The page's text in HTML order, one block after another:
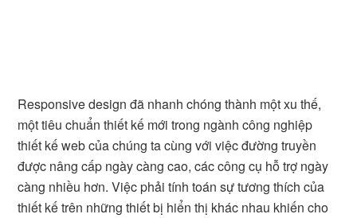
Responsive design đã nhanh chóng thành một xu thế,
một tiêu chuẩn thiết kế mới trong ngành công nghiệp
thiết kế web của chúng ta cùng với việc đường truyền
được nâng cấp ngày càng cao, các công cụ hỗ trợ ngày
càng nhiều hơn. Việc phải tính toán sự tương thích của
thiết kế trên những thiết bị hiển thị khác nhau khiến cho